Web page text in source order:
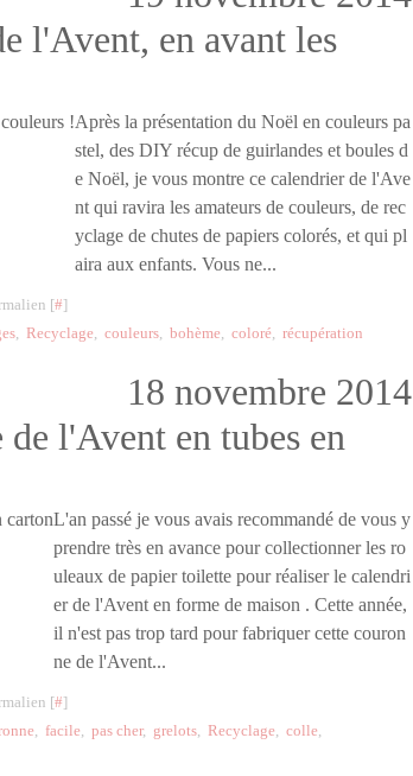
l'Avent, en avant les
Après la présentation du Noël en couleurs pa
stel, des DIY récup de guirlandes et boules d
e Noël, je vous montre ce calendrier de l'Ave
nt qui ravira les amateurs de couleurs, de rec
yclage de chutes de papiers colorés, et qui pl
aira aux enfants. Vous ne...
[#]
, Recyclage, couleurs, bohème, coloré, récupération
18 novembre 2014
l'Avent en tubes en
L'an passé je vous avais recommandé de vous y
prendre très en avance pour collectionner les ro
uleaux de papier toilette pour réaliser le calendri
er de l'Avent en forme de maison . Cette année,
il n'est pas trop tard pour fabriquer cette couron
ne de l'Avent...
[#]
, facile, pas cher, grelots, Recyclage, colle,